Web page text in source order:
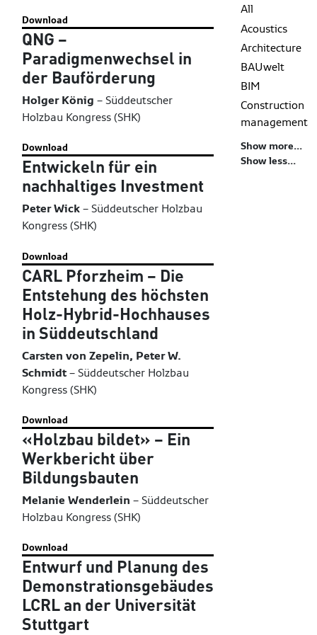
Download
QNG –
Paradigmenwechsel in
der Bauförderung
Holger König –Süddeutscher
Holzbau Kongress (SHK)
Download
Entwickeln für ein
nachhaltiges Investment
Peter Wick–Süddeutscher Holzbau
Kongress (SHK)
Download
CARL Pforzheim – Die
Entstehung des höchsten
Holz-Hybrid-Hochhauses
in Süddeutschland
Carsten von Zepelin, Peter W.
Schmidt–Süddeutscher Holzbau
Kongress (SHK)
Download
«Holzbau bildet» – Ein
Werkbericht über
Bildungsbauten
Melanie Wenderlein –Süddeutscher
Holzbau Kongress (SHK)
Download
Entwurf und Planung des
Demonstrationsgebäudes
LCRL an der Universität
Stuttgart
All
Acoustics
Architecture
BAUwelt
BIM
Construction
management
Show more...
Show less...